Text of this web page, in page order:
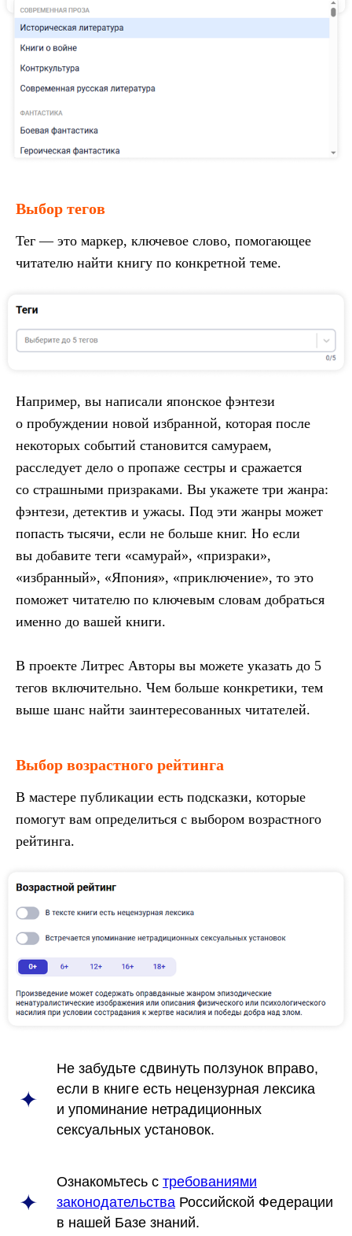
Выбор тегов
Тег — это маркер, ключевое слово, помогающее
читателю найти книгу по конкретной теме.
Например, вы написали японское фэнтези
о пробуждении новой избранной, которая после
некоторых событий становится самураем,
расследует дело о пропаже сестры и сражается
со страшными призраками. Вы укажете три жанра:
фэнтези, детектив и ужасы. Под эти жанры может
попасть тысячи, если не больше книг. Но если
вы добавите теги «самурай», «призраки»,
«избранный», «Япония», «приключение», то это
поможет читателю по ключевым словам добраться
именно до вашей книги.
В проекте Литрес Авторы вы можете указать до 5
тегов включительно. Чем больше конкретики, тем
выше шанс найти заинтересованных читателей.
Выбор возрастного рейтинга
В мастере публикации есть подсказки, которые
помогут вам определиться с выбором возрастного
рейтинга.
Не забудьте сдвинуть ползунок вправо,
если в книге есть нецензурная лексика
и упоминание нетрадиционных
сексуальных установок.
Ознакомьтесь с требованиями
законодательства Российской Федерации
в нашей Базе знаний.